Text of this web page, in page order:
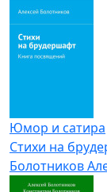
Юмор и сатира
Стихи на
Болотников